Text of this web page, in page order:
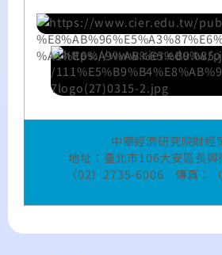
中華經濟研究院財經
地址：臺北市106大安區長興
（02） 2735-6006 傳真： （